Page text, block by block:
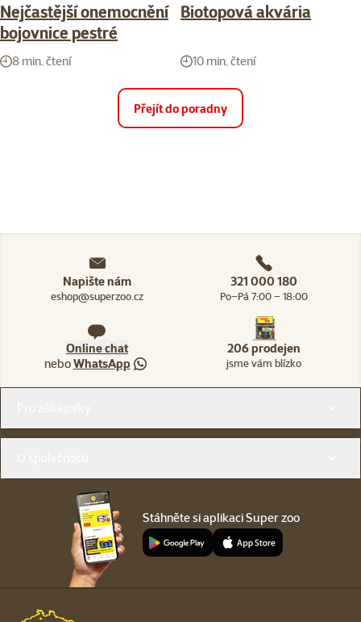
Nejčastější onemocnění
bojovnice pestré
8 min. čtení
Biotopová akvária
10 min. čtení
Přejít do poradny
Napište nám
eshop@superzoo.cz
321 000 180
Po–Pá 7:00 – 18:00
Online chat
neboWhatsApp
206 prodejen
jsme vám blízko
Stáhněte si aplikaci Super zoo